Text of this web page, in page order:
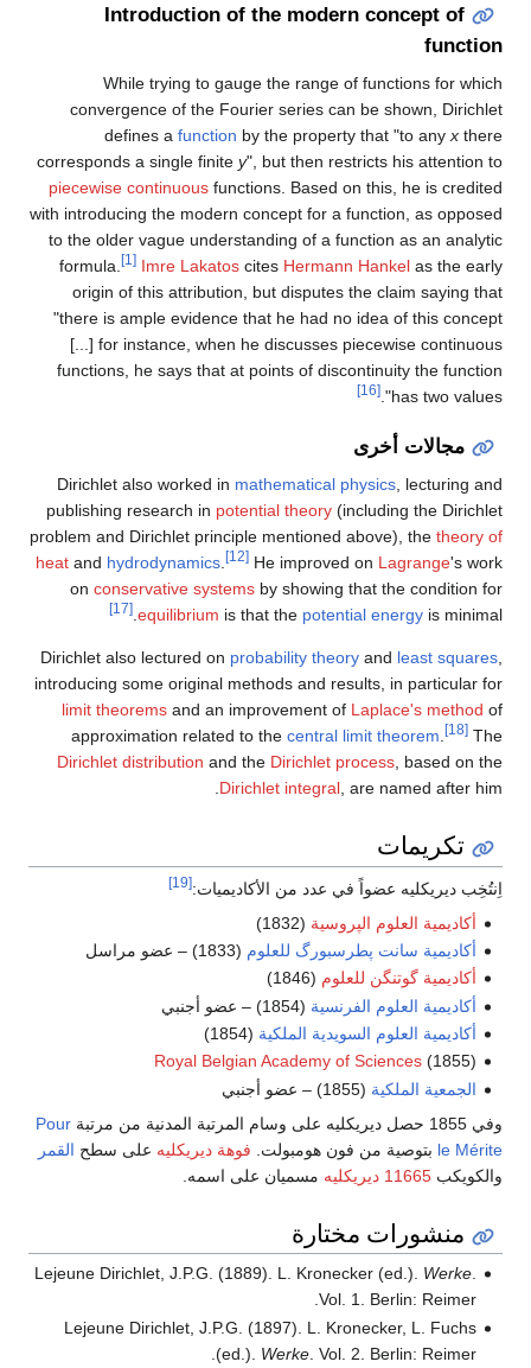
Introduction of the modern concept of
function
While trying to gauge the range of functions for which
convergence of the Fourier series can be shown, Dirichlet
defines a function by the property that "to any x there
corresponds a single finite y", but then restricts his attention to
piecewise continuous functions. Based on this, he is credited
with introducing the modern concept for a function, as opposed
to the older vague understanding of a function as an analytic
formula.
[1] Imre Lakatos cites Hermann Hankel as the early
origin of this attribution, but disputes the claim saying that
"there is ample evidence that he had no idea of this concept
[...] for instance, when he discusses piecewise continuous
functions, he says that at points of discontinuity the function
has two values".
[16]
مجالات أخرى
Dirichlet also worked in mathematical physics, lecturing and
publishing research in potential theory (including the Dirichlet
problem and Dirichlet principle mentioned above), the theory of
heat and hydrodynamics. [12] He improved on Lagrange's work
on conservative systems by showing that the condition for
equilibrium is that the potential energy is minimal.
[17]
Dirichlet also lectured on probability theory and least squares,
introducing some original methods and results, in particular for
limit theorems and an improvement of Laplace's method of
approximation related to the central limit theorem. [18] The
Dirichlet distribution and the Dirichlet process, based on the
Dirichlet integral, are named after him.
تكريمات
اِنتُخِب ديريكليه عضواً في عدد من الأكاديميات:[19]
أكاديمية العلوم الپروسية (1832)
أكاديمية سانت پطرسبورگ للعلوم (1833) – عضو مراسل
أكاديمية گوتنگن للعلوم (1846)
أكاديمية العلوم الفرنسية (1854) – عضو أجنبي
أكاديمية العلوم السويدية الملكية (1854)
Royal Belgian Academy of Sciences(1855)
الجمعية الملكية (1855) – عضو أجنبي
وفي 1855 حصل ديريكليه على وسام المرتبة المدنية من مرتبة
Pour
le Mérite بتوصية من فون هومبولت. فوهة ديريكليه على سطح القمر
والكويكب 11665 ديريكليه مسميان على اسمه.
منشورات مختارة
Lejeune Dirichlet, J.P.G. (1889). L. Kronecker (ed.). Werke.
Vol. 1. Berlin: Reimer.
Lejeune Dirichlet, J.P.G. (1897). L. Kronecker, L. Fuchs
(ed.). Werke. Vol. 2. Berlin: Reimer.